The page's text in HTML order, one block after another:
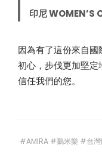
里
程
印尼 WOMEN’S
因為有了這份來自國
初心，步伐更加堅
信任我們的您。
#AMIRA #鵝米樂 #台